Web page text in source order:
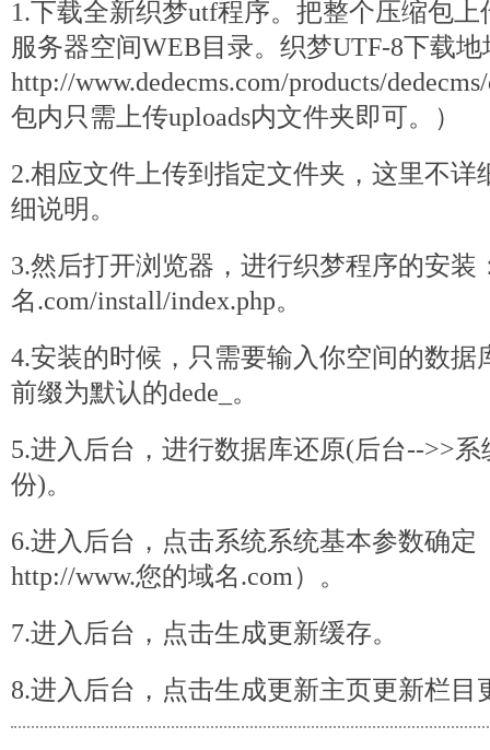
1.下载全新织梦utf程序。把整个压缩包
服务器空间WEB目录。织梦UTF-8下载地
http://www.dedecms.com/products/dede
包内只需上传uploads内文件夹即可。）
2.相应文件上传到指定文件夹，这里不详
细说明。
3.然后打开浏览器，进行织梦程序的安装
名.com/install/index.php。
4.安装的时候，只需要输入你空间的数据
前缀为默认的dede_。
5.进入后台，进行数据库还原(后台-->>
份)。
6.进入后台，点击系统系统基本参数确定
http://www.您的域名.com）。
7.进入后台，点击生成更新缓存。
8.进入后台，点击生成更新主页更新栏目